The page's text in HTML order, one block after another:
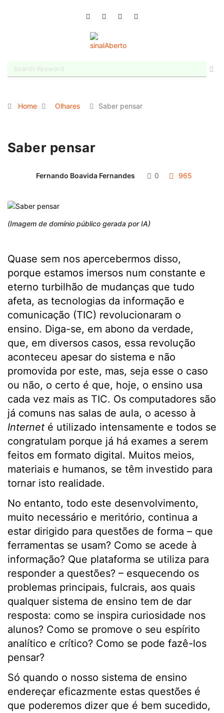
Home Olhares Saber pensar
Saber pensar
Fernando Boavida Fernandes 0 965
(Imagem de domínio público gerada por IA)
Quase sem nos apercebermos disso,
porque estamos imersos num constante e
eterno turbilhão de mudanças que tudo
afeta, as tecnologias da informação e
comunicação (TIC) revolucionaram o
ensino. Diga-se, em abono da verdade,
que, em diversos casos, essa revolução
aconteceu apesar do sistema e não
promovida por este, mas, seja esse o caso
ou não, o certo é que, hoje, o ensino usa
cada vez mais as TIC. Os computadores são
já comuns nas salas de aula, o acesso à
Internet é utilizado intensamente e todos se
congratulam porque já há exames a serem
feitos em formato digital. Muitos meios,
materiais e humanos, se têm investido para
tornar isto realidade.
No entanto, todo este desenvolvimento,
muito necessário e meritório, continua a
estar dirigido para questões de forma – que
ferramentas se usam? Como se acede à
informação? Que plataforma se utiliza para
responder a questões? – esquecendo os
problemas principais, fulcrais, aos quais
qualquer sistema de ensino tem de dar
resposta: como se inspira curiosidade nos
alunos? Como se promove o seu espírito
analítico e crítico? Como se pode fazê-los
pensar?
Só quando o nosso sistema de ensino
endereçar eficazmente estas questões é
que poderemos dizer que é bem sucedido,